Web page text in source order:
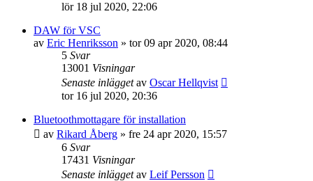
lör 18 jul 2020, 22:06
DAW för VSC
av Eric Henriksson » tor 09 apr 2020, 08:44
5 Svar
13001 Visningar
Senaste inläggetav Oscar Hellqvist
tor 16 jul 2020, 20:36
Bluetoothmottagare för installation
av Rikard Åberg » fre 24 apr 2020, 15:57
6 Svar
17431 Visningar
Senaste inläggetav Leif Persson